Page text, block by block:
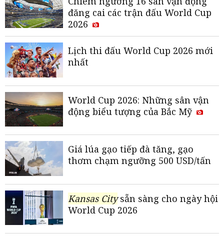
đăng cai các trận đấu World Cup
2026
Lịch thi đấu World Cup 2026 mới
nhất
World Cup 2026: Những sân vận
động biểu tượng của Bắc Mỹ
Giá lúa gạo tiếp đà tăng, gạo
thơm chạm ngưỡng 500 USD/tấn
Kansas Citysẵn sàng cho ngày hội
World Cup 2026